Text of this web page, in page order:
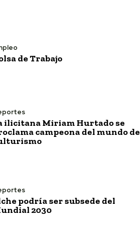
de Trabajo
ilicitana Miriam Hurtado se
campeona del mundo de
podría ser subsede del
2030